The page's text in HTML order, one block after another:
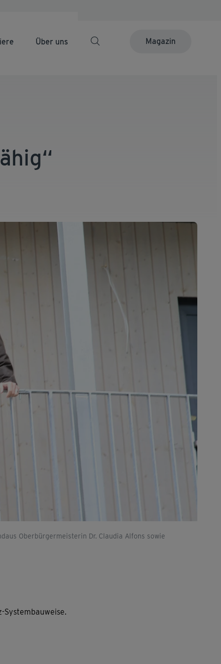
Über uns Magazin
Oberbürgermeisterin Dr. Claudia Alfons sowie
Systembauweise.